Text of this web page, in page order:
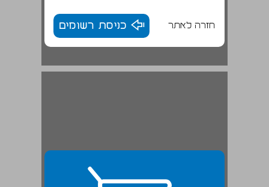
חזרה לאתר כניסת רשומים